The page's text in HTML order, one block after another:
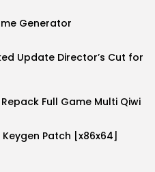
Generator
Update Director’s Cut for
Full Game Multi Qiwi
Patch [x86x64]